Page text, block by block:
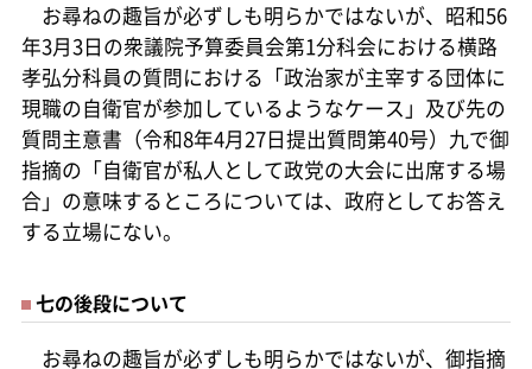
お尋ねの趣旨が必ずしも明らかではないが、昭和56
年3月3日の衆議院予算委員会第1分科会における横路
孝弘分科員の質問における「政治家が主宰する団体に
現職の自衛官が参加しているようなケース」及び先の
質問主意書（令和8年4月27日提出質問第40号）九で御
指摘の「自衛官が私人として政党の大会に出席する場
合」の意味するところについては、政府としてお答え
する立場にない。
七の後段について
お尋ねの趣旨が必ずしも明らかではないが、御指摘